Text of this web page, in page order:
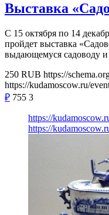
Выставка
С 15 октября по 14
пройдет выставка
выдающемуся садоводу
250 RUB https://
https://kudamoscow.ru/
₽ 755 3
https://
https://